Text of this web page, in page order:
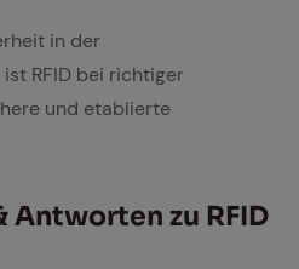
in der
RFID bei richtiger
und etablierte
Ant­wor­ten zu RFID